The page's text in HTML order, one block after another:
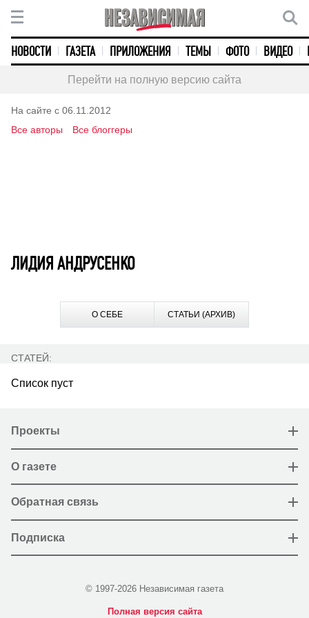
НОВОСТИ ГАЗЕТА ПРИЛОЖЕНИЯ ТЕМЫ ФОТО ВИДЕО
Перейти на полную версию сайта
На сайте с 06.11.2012
Все авторы
Все блоггеры
ЛИДИЯ АНДРУСЕНКО
О СЕБЕ СТАТЬИ (АРХИВ)
СТАТЕЙ:
Список пуст
Проекты
О газете
Обратная связь
Подписка
© 1997-2026 Независимая газета
Полная версия сайта